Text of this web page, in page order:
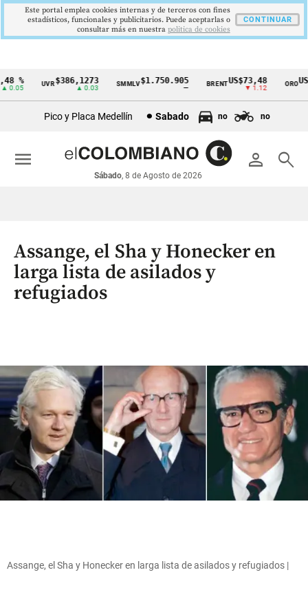
Cintillo
económicos
Colombia
% $386,1273
▲ 0.03
SMMLV $1.750.905 BRENTUS$73,48
▼ 1.12
ORO
Pico y Placa Medellín Sabado no no
person search
Sábado, 8 de Agosto de 2026
menu
Assange, el Sha y Honecker en
larga lista de asilados y
refugiados
Assange, el Sha y Honecker en larga lista de asilados y refugiados |
Este portal emplea cookies internas y de terceros con fines
estadísticos, funcionales y publicitarios. Puede aceptarlas o
consultar más en nuestra politica de cookies
CONTINUAR